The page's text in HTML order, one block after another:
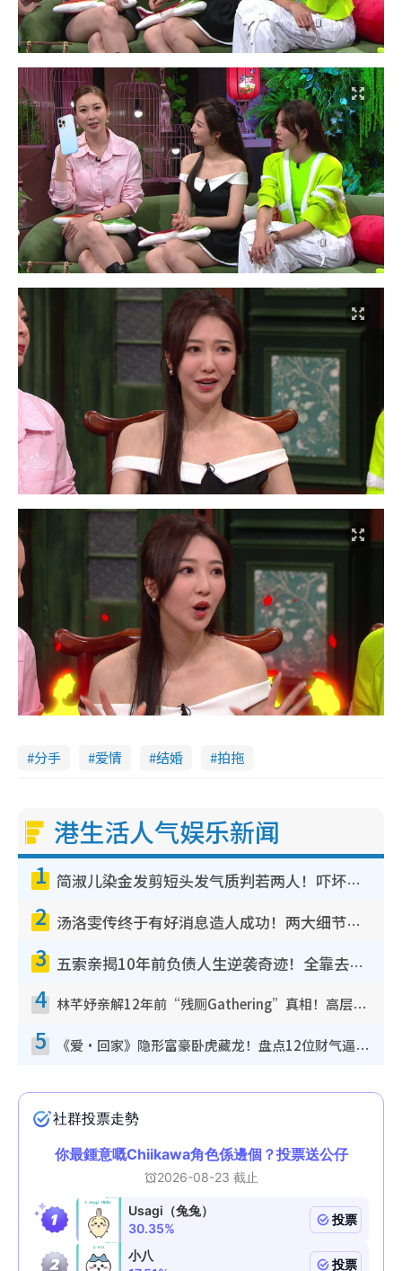
分手 爱情 结婚 拍拖
港生活人气娱乐新闻
1 简淑儿染金发剪短头发气质判若两人！吓坏老公麦大力都认不出：“你做什么？”
2 汤洛雯传终于有好消息造人成功！两大细节曝孕味极浓引猜测：大肚婆先会咁！
3 五索亲揭10年前负债人生逆袭奇迹！全靠去一地方转运后即遇上马先生
4 林芊妤亲解12年前“残厕Gathering”真相！高层解约一句话重创尊严，至今拒返TVB
5 《爱·回家》隐形富豪卧虎藏龙！盘点12位财气逼人的有钱艺人：这位美女3亿身家不愁做